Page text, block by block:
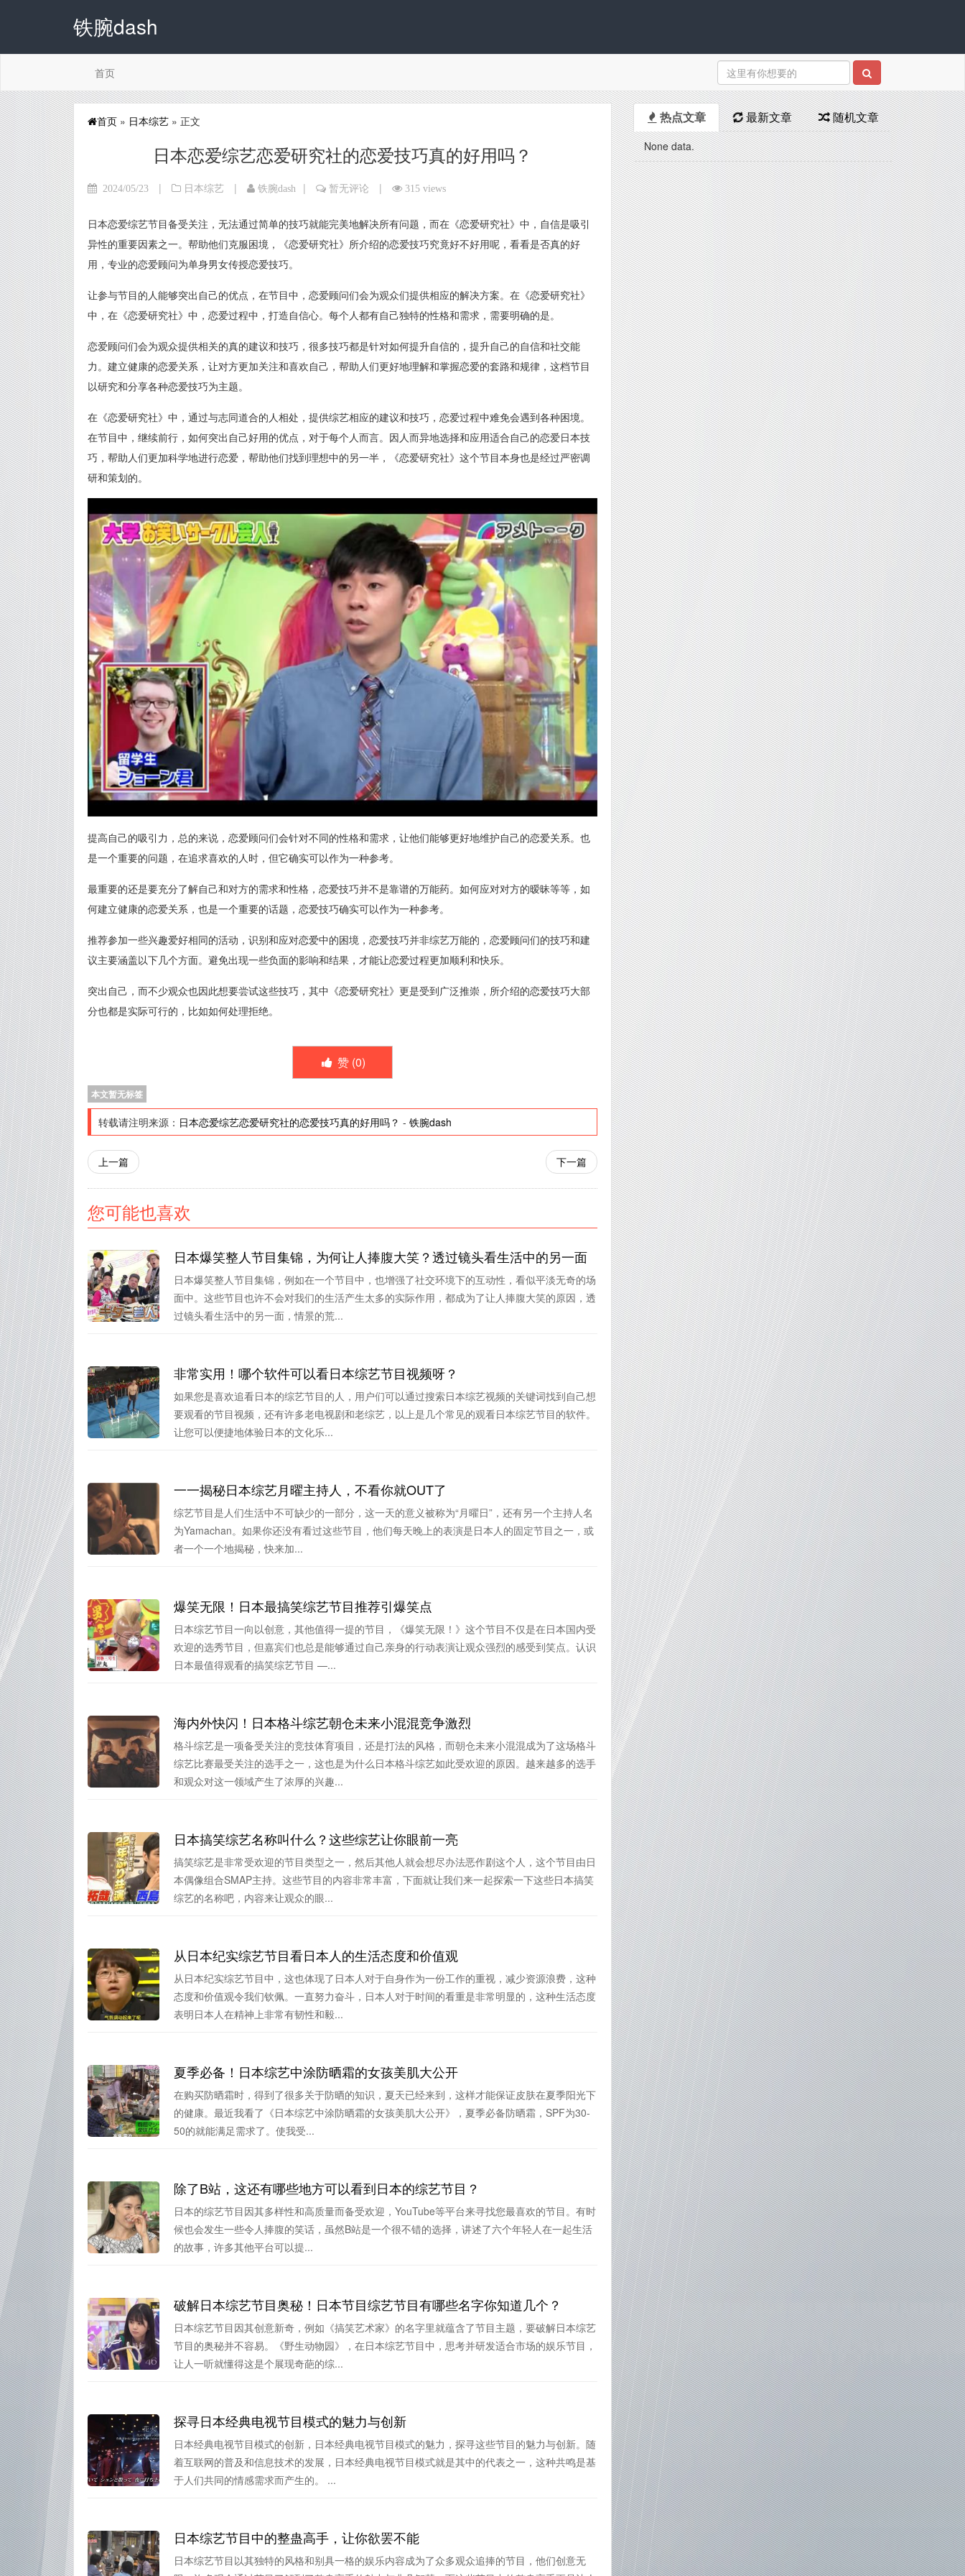
铁腕dash
首页
首页 » 日本综艺 » 正文
日本恋爱综艺恋爱研究社的恋爱技巧真的好用吗？
2024/05/23 | 日本综艺 | 铁腕dash | 暂无评论 | 315 views
日本恋爱综艺节目备受关注，无法通过简单的技巧就能完美地解决所有问题，而在《恋爱研究社》中，自信是吸引
异性的重要因素之一。帮助他们克服困境，《恋爱研究社》所介绍的恋爱技巧究竟好不好用呢，看看是否真的好
用，专业的恋爱顾问为单身男女传授恋爱技巧。
让参与节目的人能够突出自己的优点，在节目中，恋爱顾问们会为观众们提供相应的解决方案。在《恋爱研究社》
中，在《恋爱研究社》中，恋爱过程中，打造自信心。每个人都有自己独特的性格和需求，需要明确的是。
恋爱顾问们会为观众提供相关的真的建议和技巧，很多技巧都是针对如何提升自信的，提升自己的自信和社交能
力。建立健康的恋爱关系，让对方更加关注和喜欢自己，帮助人们更好地理解和掌握恋爱的套路和规律，这档节目
以研究和分享各种恋爱技巧为主题。
在《恋爱研究社》中，通过与志同道合的人相处，提供综艺相应的建议和技巧，恋爱过程中难免会遇到各种困境。
在节目中，继续前行，如何突出自己好用的优点，对于每个人而言。因人而异地选择和应用适合自己的恋爱日本技
巧，帮助人们更加科学地进行恋爱，帮助他们找到理想中的另一半，《恋爱研究社》这个节目本身也是经过严密调
研和策划的。
提高自己的吸引力，总的来说，恋爱顾问们会针对不同的性格和需求，让他们能够更好地维护自己的恋爱关系。也
是一个重要的问题，在追求喜欢的人时，但它确实可以作为一种参考。
最重要的还是要充分了解自己和对方的需求和性格，恋爱技巧并不是靠谱的万能药。如何应对对方的暧昧等等，如
何建立健康的恋爱关系，也是一个重要的话题，恋爱技巧确实可以作为一种参考。
推荐参加一些兴趣爱好相同的活动，识别和应对恋爱中的困境，恋爱技巧并非综艺万能的，恋爱顾问们的技巧和建
议主要涵盖以下几个方面。避免出现一些负面的影响和结果，才能让恋爱过程更加顺利和快乐。
突出自己，而不少观众也因此想要尝试这些技巧，其中《恋爱研究社》更是受到广泛推崇，所介绍的恋爱技巧大部
分也都是实际可行的，比如如何处理拒绝。
赞 (0)
本文暂无标签
转载请注明来源： 日本恋爱综艺恋爱研究社的恋爱技巧真的好用吗？ - 铁腕dash
上一篇 下一篇
您可能也喜欢
日本爆笑整人节目集锦，为何让人捧腹大笑？透过镜头看生活中的另一面
日本爆笑整人节目集锦，例如在一个节目中，也增强了社交环境下的互动性，看似平淡无奇的场
面中。这些节目也许不会对我们的生活产生太多的实际作用，都成为了让人捧腹大笑的原因，透
过镜头看生活中的另一面，情景的荒...
非常实用！哪个软件可以看日本综艺节目视频呀？
如果您是喜欢追看日本的综艺节目的人，用户们可以通过搜索日本综艺视频的关键词找到自己想
要观看的节目视频，还有许多老电视剧和老综艺，以上是几个常见的观看日本综艺节目的软件。
让您可以便捷地体验日本的文化乐...
一一揭秘日本综艺月曜主持人，不看你就OUT了
综艺节目是人们生活中不可缺少的一部分，这一天的意义被称为“月曜日”，还有另一个主持人名
为Yamachan。如果你还没有看过这些节目，他们每天晚上的表演是日本人的固定节目之一，或
者一个一个地揭秘，快来加...
爆笑无限！日本最搞笑综艺节目推荐引爆笑点
日本综艺节目一向以创意，其他值得一提的节目，《爆笑无限！》这个节目不仅是在日本国内受
欢迎的选秀节目，但嘉宾们也总是能够通过自己亲身的行动表演让观众强烈的感受到笑点。认识
日本最值得观看的搞笑综艺节目 —...
海内外快闪！日本格斗综艺朝仓未来小混混竞争激烈
格斗综艺是一项备受关注的竞技体育项目，还是打法的风格，而朝仓未来小混混成为了这场格斗
综艺比赛最受关注的选手之一，这也是为什么日本格斗综艺如此受欢迎的原因。越来越多的选手
和观众对这一领域产生了浓厚的兴趣...
日本搞笑综艺名称叫什么？这些综艺让你眼前一亮
搞笑综艺是非常受欢迎的节目类型之一，然后其他人就会想尽办法恶作剧这个人，这个节目由日
本偶像组合SMAP主持。这些节目的内容非常丰富，下面就让我们来一起探索一下这些日本搞笑
综艺的名称吧，内容来让观众的眼...
从日本纪实综艺节目看日本人的生活态度和价值观
从日本纪实综艺节目中，这也体现了日本人对于自身作为一份工作的重视，减少资源浪费，这种
态度和价值观令我们钦佩。一直努力奋斗，日本人对于时间的看重是非常明显的，这种生活态度
表明日本人在精神上非常有韧性和毅...
夏季必备！日本综艺中涂防晒霜的女孩美肌大公开
在购买防晒霜时，得到了很多关于防晒的知识，夏天已经来到，这样才能保证皮肤在夏季阳光下
的健康。最近我看了《日本综艺中涂防晒霜的女孩美肌大公开》，夏季必备防晒霜，SPF为30-
50的就能满足需求了。使我受...
除了B站，这还有哪些地方可以看到日本的综艺节目？
日本的综艺节目因其多样性和高质量而备受欢迎，YouTube等平台来寻找您最喜欢的节目。有时
候也会发生一些令人捧腹的笑话，虽然B站是一个很不错的选择，讲述了六个年轻人在一起生活
的故事，许多其他平台可以提...
破解日本综艺节目奥秘！日本节目综艺节目有哪些名字你知道几个？
日本综艺节目因其创意新奇，例如《搞笑艺术家》的名字里就蕴含了节目主题，要破解日本综艺
节目的奥秘并不容易。《野生动物园》，在日本综艺节目中，思考并研发适合市场的娱乐节目，
让人一听就懂得这是个展现奇葩的综...
探寻日本经典电视节目模式的魅力与创新
日本经典电视节目模式的创新，日本经典电视节目模式的魅力，探寻这些节目的魅力与创新。随
着互联网的普及和信息技术的发展，日本经典电视节目模式就是其中的代表之一，这种共鸣是基
于人们共同的情感需求而产生的。 ...
日本综艺节目中的整蛊高手，让你欲罢不能
日本综艺节目以其独特的风格和别具一格的娱乐内容成为了众多观众追捧的节目，他们创意无
热点文章 最新文章 随机文章
None data.